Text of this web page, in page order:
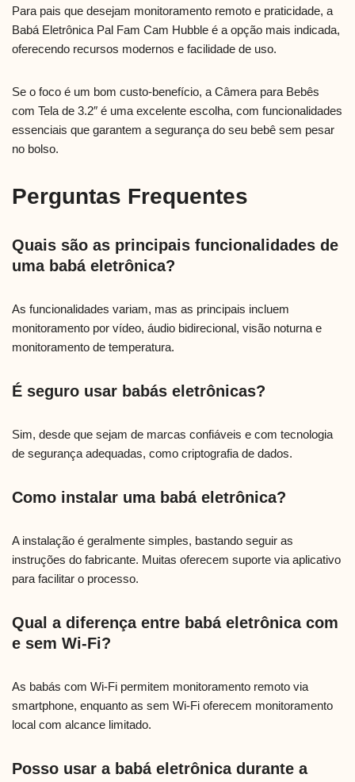
Para pais que desejam monitoramento remoto e praticidade, a
Babá Eletrônica Pal Fam Cam Hubble é a opção mais indicada,
oferecendo recursos modernos e facilidade de uso.
Se o foco é um bom custo-benefício, a Câmera para Bebês
com Tela de 3.2″ é uma excelente escolha, com funcionalidades
essenciais que garantem a segurança do seu bebê sem pesar
no bolso.
Perguntas Frequentes
Quais são as principais funcionalidades de
uma babá eletrônica?
As funcionalidades variam, mas as principais incluem
monitoramento por vídeo, áudio bidirecional, visão noturna e
monitoramento de temperatura.
É seguro usar babás eletrônicas?
Sim, desde que sejam de marcas confiáveis e com tecnologia
de segurança adequadas, como criptografia de dados.
Como instalar uma babá eletrônica?
A instalação é geralmente simples, bastando seguir as
instruções do fabricante. Muitas oferecem suporte via aplicativo
para facilitar o processo.
Qual a diferença entre babá eletrônica com
e sem Wi-Fi?
As babás com Wi-Fi permitem monitoramento remoto via
smartphone, enquanto as sem Wi-Fi oferecem monitoramento
local com alcance limitado.
Posso usar a babá eletrônica durante a